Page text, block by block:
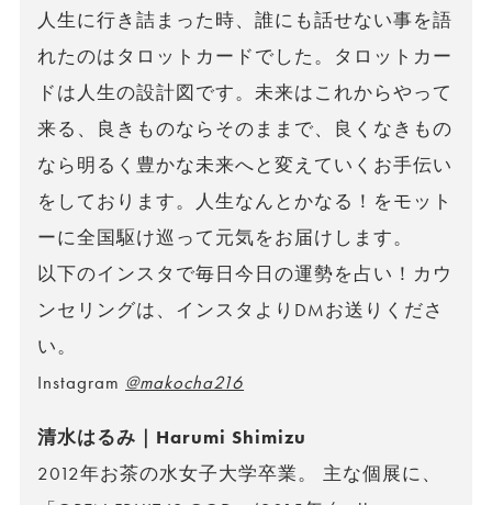
人生に行き詰まった時、誰にも話せない事を語
れたのはタロットカードでした。タロットカー
ドは人生の設計図です。未来はこれからやって
来る、良きものならそのままで、良くなきもの
なら明るく豊かな未来へと変えていくお手伝い
をしております。人生なんとかなる！をモット
ーに全国駆け巡って元気をお届けします。
以下のインスタで毎日今日の運勢を占い！カウ
ンセリングは、インスタよりDMお送りくださ
い。
Instagram @makocha216
清水はるみ｜Harumi Shimizu
2012年お茶の水女子大学卒業。 主な個展に、